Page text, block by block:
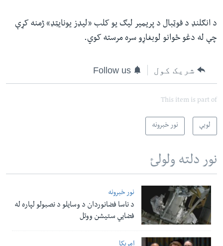
د انګلنډ د فوټبال د پریمیر لیګ یو کلب «لیډز یونایټډ» ژمنه کړې
چې له دغو ځوانو لوبغاړو سره مرسته کوي.
شریک کول Follow us
This item is part of
لوبې نور خبرونه
نور دلته ولولئ
نور خبرونه
د ناسا فضانوردان د وسایلو د نصبولو لپاره له
فضایي ستیشن ووتل